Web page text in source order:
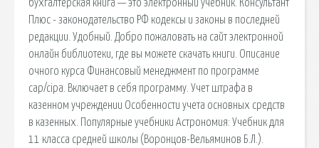
бухгалтерская книга — это электронный учебник. Консультант
Плюс - законодательство РФ кодексы и законы в последней
редакции. Удобный. Добро пожаловать на сайт электронной
онлайн библиотеки, где вы можете скачать книги. Описание
очного курса Финансовый менеджмент по программе
cap/cipa. Включает в себя программу. Учет штрафа в
казенном учреждении Особенности учета основных средств
в казенных. Популярные учебники Астрономия: Учебник для
11 класса средней школы (Воронцов-Вельяминов Б.Л.).